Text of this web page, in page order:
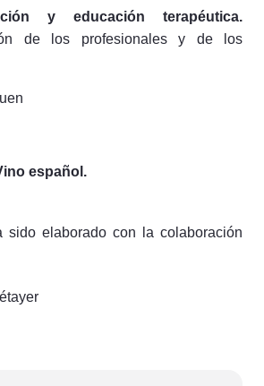
y educación terapéutica.
de los profesionales y de los
español.
sido elaborado con la colaboración